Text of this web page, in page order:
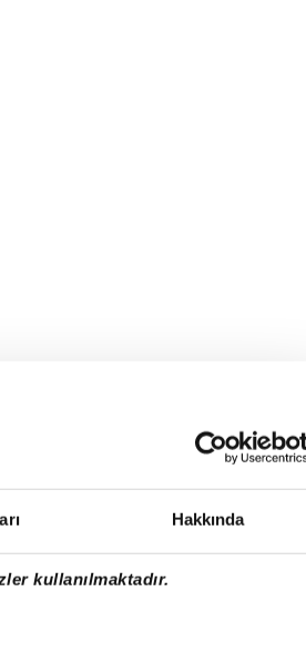
Hakkında
kullanılmaktadır.